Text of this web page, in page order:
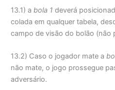
13.1) abola 1deverá
colada em qualquer tabela,
campo de visão do bolão (não
13.2) Caso o jogador mate a
não mate, o jogo prossegue
adversário.